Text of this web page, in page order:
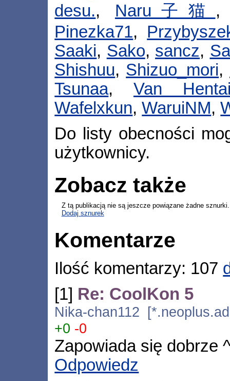
desu., Naru子猫
Pinezka71,
Saaki, Sako, sancz,
Shishuu, Shizuo_mori,
Tsunaa, Van
Wafelxkun,WaruiNM,
Do listy obecności
użytkownicy.
Zobacz także
Z tą publikacją nie są jeszcze powiązane żadne sznurki.
Dodaj sznurek
Komentarze
Ilość komentarzy: 107
[1] Re: CoolKon 5
Nika-chan112
+0 -0
Zapowiada się dobrze
Odpowiedz